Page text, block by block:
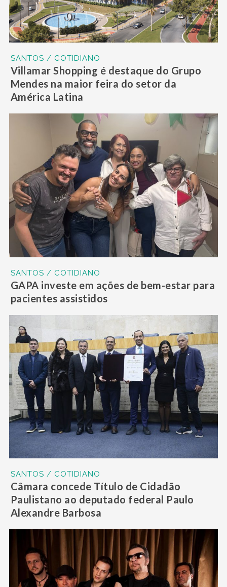
SANTOS / COTIDIANO
Villamar Shopping é destaque do Grupo
Mendes na maior feira do setor da
América Latina
SANTOS / COTIDIANO
GAPA investe em ações de bem-estar para
pacientes assistidos
SANTOS / COTIDIANO
Câmara concede Título de Cidadão
Paulistano ao deputado federal Paulo
Alexandre Barbosa